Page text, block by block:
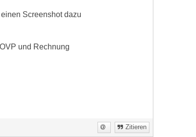
Screenshot dazu
und Rechnung
Zitieren